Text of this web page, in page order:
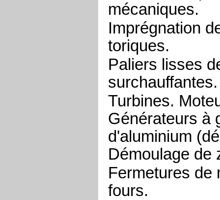
mécaniques.
Imprégnation
toriques.
Paliers lisses
surchauffantes.
Turbines.
Générateurs à
d'aluminium
Démoulage de
Fermetures de
fours.